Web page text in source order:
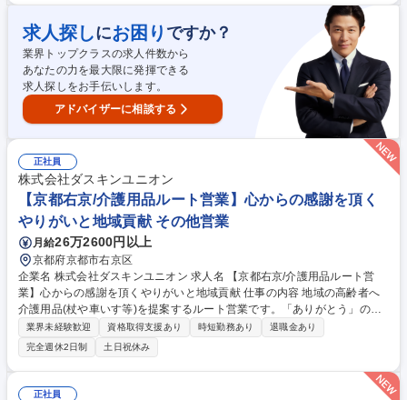
用品卸業者/公共交通機関など既に取引のある顧客を30社程度 【営業手
法】販売先本部との商談や、営業拠点での製品勉強会などを通じて当社製
品の取り扱い拡大を目指します。 【教育体制】まずはオリエンテーション
を実施し弊社商品の説明を行います。その後半年程度は先輩に同行し、業
務を徐々に覚えていただきます。 募集職種 【介護福祉用品の営業】既存
顧客9割/テレアポ飛び込み無/残業4h/プロセス重視
求人探しにお困り ですか？
業界トップクラスの求人件数から
あなたの力を最大限に発揮できる
求人探しをお手伝いします。
アドバイザーに相談する
正社員
株式会社ダスキンユニオン
【京都右京/介護用品ルート営業】心からの感謝を頂く
やりがいと地域貢献 その他営業
月給26万2600円以上
京都府京都市右京区
企業名 株式会社ダスキンユニオン 求人名 【京都右京/介護用品ルート営
業】心からの感謝を頂くやりがいと地域貢献 仕事の内容 地域の高齢者へ
介護用品(杖や車いす等)を提案するルート営業です。「ありがとう」の言
葉が直接届き、誰かの人生を豊かにする実感が得られます。未経験からで
も社会貢献ができるお仕事です。 ・ケアマネジャー事務所への訪問・高齢
者へ介護用品の提案・高齢者のご自宅へ訪問し用具の点検やヒアリング
【入社後】先輩への同行からスタート。その後ご自宅への訪問や点検をお
任せし、半年-1年程で担当を持ちます。 【魅力】単なる営業ではなく一人
業界未経験歓迎 資格取得支援あり 時短勤務あり
退職金あり
完全週休2日制
土日祝休み
正社員